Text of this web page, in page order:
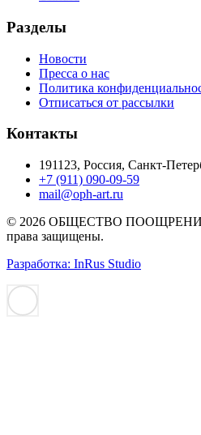
Разделы
Новости
Пресса о нас
Политика
Отписаться от рассылки
Контакты
191123, Россия, Санкт-
+7 (911) 090-09-59
mail@oph-art.ru
© 2026 ОБЩЕСТВО
права защищены.
Разработка: InRus Studio